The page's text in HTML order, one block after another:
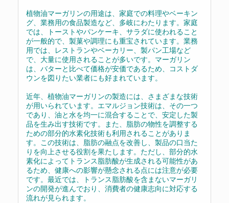
植物油マーガリンの用途は、家庭での料理やベーキン
グ、業務用の食品製造など、多岐にわたります。家庭
では、トーストやパンケーキ、サラダに使われること
が一般的で、製菓や調理にも重宝されています。業務
用では、レストランやベーカリー、製パン工場など
で、大量に使用されることが多いです。マーガリン
は、バターと比べて価格が安価であるため、コストダ
ウンを図りたい業者にも好まれています。
近年、植物油マーガリンの製造には、さまざまな技術
が用いられています。エマルジョン技術は、その一つ
であり、油と水を均一に混合することで、安定した製
品を生み出す技術です。また、脂肪の物性を調整する
ための部分的水素化技術も利用されることがありま
す。この技術は、脂肪の融点を改善し、製品の口当た
りを向上させる役割を果たします。ただし、部分的水
素化によってトランス脂肪酸が生成される可能性があ
るため、健康への影響が懸念される点には注意が必要
です。最近では、トランス脂肪酸を含まないマーガリ
ンの開発が進んでおり、消費者の健康志向に対応する
流れが見られます。